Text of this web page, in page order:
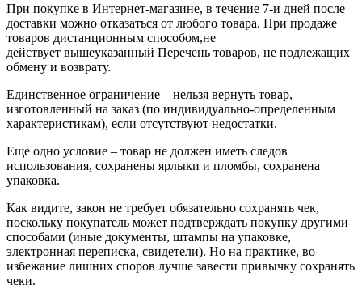
При покупке в Интернет-магазине, в течение 7-и дней после
доставки можно отказаться от любого товара. При продаже
товаров дистанционным способом,не
действует вышеуказанный Перечень товаров, не подлежащих
обмену и возврату.
Единственное ограничение – нельзя вернуть товар,
изготовленный на заказ (по индивидуально-определенным
характеристикам), если отсутствуют недостатки.
Еще одно условие – товар не должен иметь следов
использования, сохранены ярлыки и пломбы, сохранена
упаковка.
Как видите, закон не требует обязательно сохранять чек,
поскольку покупатель может подтверждать покупку другими
способами (иные документы, штампы на упаковке,
электронная переписка, свидетели). Но на практике, во
избежание лишних споров лучше завести привычку сохранять
чеки.